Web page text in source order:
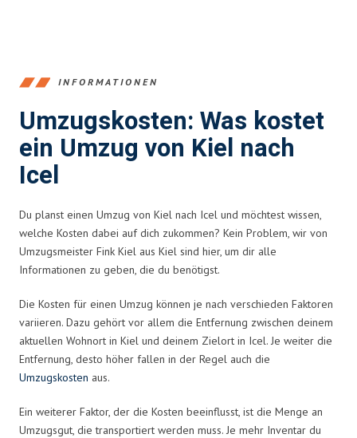
INFORMATIONEN
Umzugskosten: Was kostet
ein Umzug von Kiel nach
Icel
Du planst einen Umzug von Kiel nach Icel und möchtest wissen,
welche Kosten dabei auf dich zukommen? Kein Problem, wir von
Umzugsmeister Fink Kiel aus Kiel sind hier, um dir alle
Informationen zu geben, die du benötigst.
Die Kosten für einen Umzug können je nach verschieden Faktoren
variieren. Dazu gehört vor allem die Entfernung zwischen deinem
aktuellen Wohnort in Kiel und deinem Zielort in Icel. Je weiter die
Entfernung, desto höher fallen in der Regel auch die
Umzugskosten aus.
Ein weiterer Faktor, der die Kosten beeinflusst, ist die Menge an
Umzugsgut, die transportiert werden muss. Je mehr Inventar du